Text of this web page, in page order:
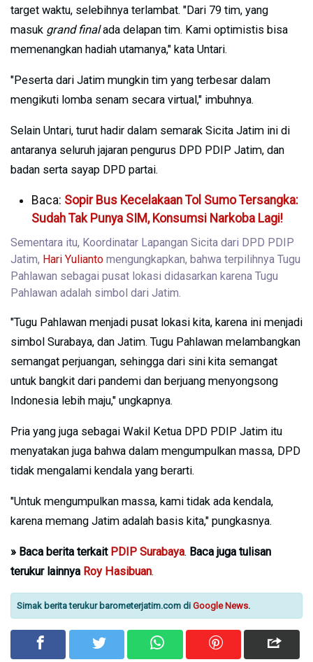
target waktu, selebihnya terlambat. "Dari 79 tim, yang
masuk grand finalada delapan tim. Kami optimistis bisa
memenangkan hadiah utamanya," kata Untari.
"Peserta dari Jatim mungkin tim yang terbesar dalam
mengikuti lomba senam secara virtual," imbuhnya.
Selain Untari, turut hadir dalam semarak Sicita Jatim ini di
antaranya seluruh jajaran pengurus DPD PDIP Jatim, dan
badan serta sayap DPD partai.
Baca: Sopir Bus Kecelakaan Tol Sumo Tersangka:
Sudah Tak Punya SIM, Konsumsi Narkoba Lagi!
Sementara itu, Koordinatar Lapangan Sicita dari DPD PDIP
Jatim, Hari Yulianto mengungkapkan, bahwa terpilihnya Tugu
Pahlawan sebagai pusat lokasi didasarkan karena Tugu
Pahlawan adalah simbol dari Jatim.
"Tugu Pahlawan menjadi pusat lokasi kita, karena ini menjadi
simbol Surabaya, dan Jatim. Tugu Pahlawan melambangkan
semangat perjuangan, sehingga dari sini kita semangat
untuk bangkit dari pandemi dan berjuang menyongsong
Indonesia lebih maju," ungkapnya.
Pria yang juga sebagai Wakil Ketua DPD PDIP Jatim itu
menyatakan juga bahwa dalam mengumpulkan massa, DPD
tidak mengalami kendala yang berarti.
"Untuk mengumpulkan massa, kami tidak ada kendala,
karena memang Jatim adalah basis kita," pungkasnya.
» Baca berita terkait PDIP Surabaya. Baca juga tulisan
terukur lainnya Roy Hasibuan.
Simak berita terukur barometerjatim.com di Google News.